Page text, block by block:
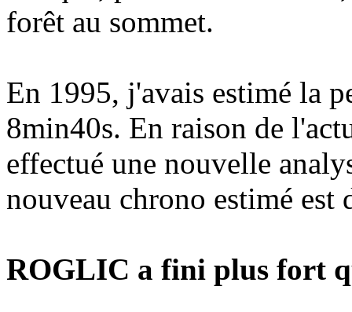
forêt au sommet.
En 1995, j'avais estimé la
8min40s. En raison de
effectué une nouvelle
nouveau chrono estimé est
ROGLIC a fini plus fort